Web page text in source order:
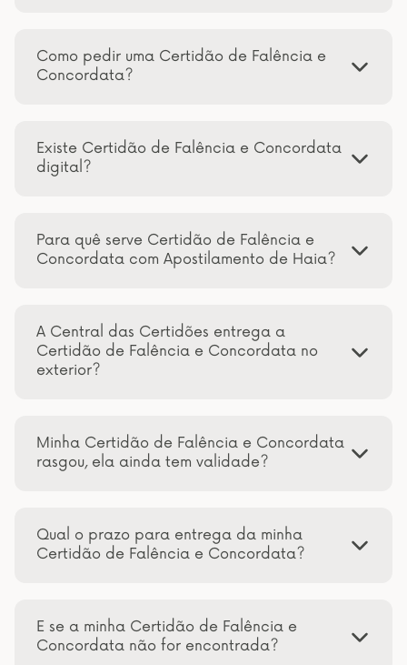
Como pedir uma Certidão de Falência e
Concordata?
Existe Certidão de Falência e Concordata
digital?
Para quê serve Certidão de Falência e
Concordata com Apostilamento de Haia?
A Central das Certidões entrega a
Certidão de Falência e Concordata no
exterior?
Minha Certidão de Falência e Concordata
rasgou, ela ainda tem validade?
Qual o prazo para entrega da minha
Certidão de Falência e Concordata?
E se a minha Certidão de Falência e
Concordata não for encontrada?